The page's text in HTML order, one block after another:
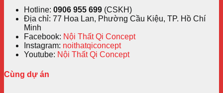
Hotline: 0906 955 699 (CSKH)
Địa chỉ: 77 Hoa Lan, Phường Cầu Kiệu, TP. Hồ Chí
Minh
Facebook: Nội Thất Qi Concept
Instagram: noithatqiconcept
Youtube: Nội Thất Qi Concept
Cùng dự án